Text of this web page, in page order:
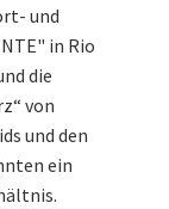
und
in Rio
die
von
und den
ein